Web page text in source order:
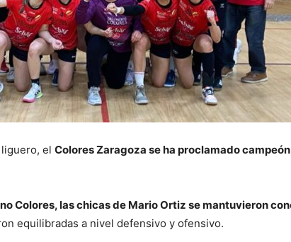
el Colores Zaragoza se ha proclamado
Colores, las chicas de Mario Ortiz se mantuvieron
equilibradas a nivel defensivo y ofensivo.